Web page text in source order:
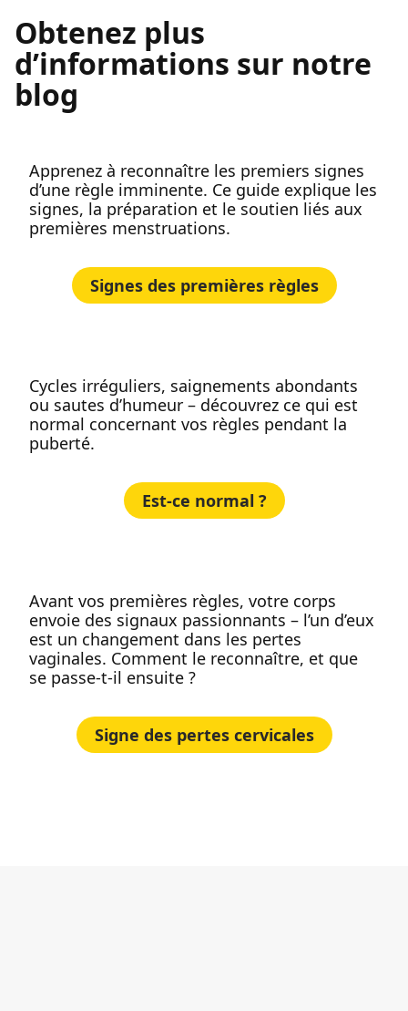
Obtenez plus
d’informations sur notre
blog
Apprenez à reconnaître les premiers signes
d’une règle imminente. Ce guide explique les
signes, la préparation et le soutien liés aux
premières menstruations.
Signes des premières règles
Cycles irréguliers, saignements abondants
ou sautes d’humeur – découvrez ce qui est
normal concernant vos règles pendant la
puberté.
Est-ce normal ?
Avant vos premières règles, votre corps
envoie des signaux passionnants – l’un d’eux
est un changement dans les pertes
vaginales. Comment le reconnaître, et que
se passe-t-il ensuite ?
Signe des pertes cervicales